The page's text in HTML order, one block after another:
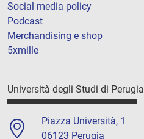
Social media policy
Podcast
Merchandising e shop
5xmille
Università degli Studi di Perugia
Piazza Università, 1
06123 Perugia